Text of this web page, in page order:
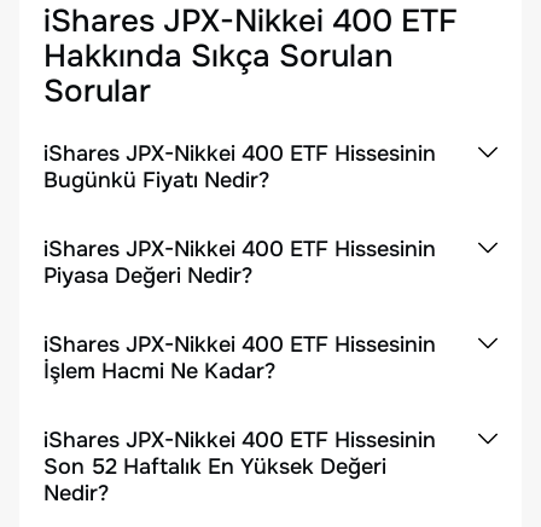
iShares JPX-Nikkei 400 ETF
Hakkında Sıkça Sorulan
Sorular
iShares JPX-Nikkei 400 ETF Hissesinin
Bugünkü Fiyatı Nedir?
iShares JPX-Nikkei 400 ETF Hissesinin
Piyasa Değeri Nedir?
iShares JPX-Nikkei 400 ETF Hissesinin
İşlem Hacmi Ne Kadar?
iShares JPX-Nikkei 400 ETF Hissesinin
Son 52 Haftalık En Yüksek Değeri
Nedir?